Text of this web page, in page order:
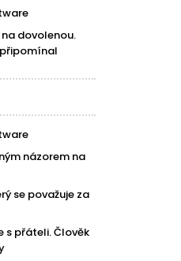
dovolenou.
názorem na
se považuje za
s přáteli. Člověk